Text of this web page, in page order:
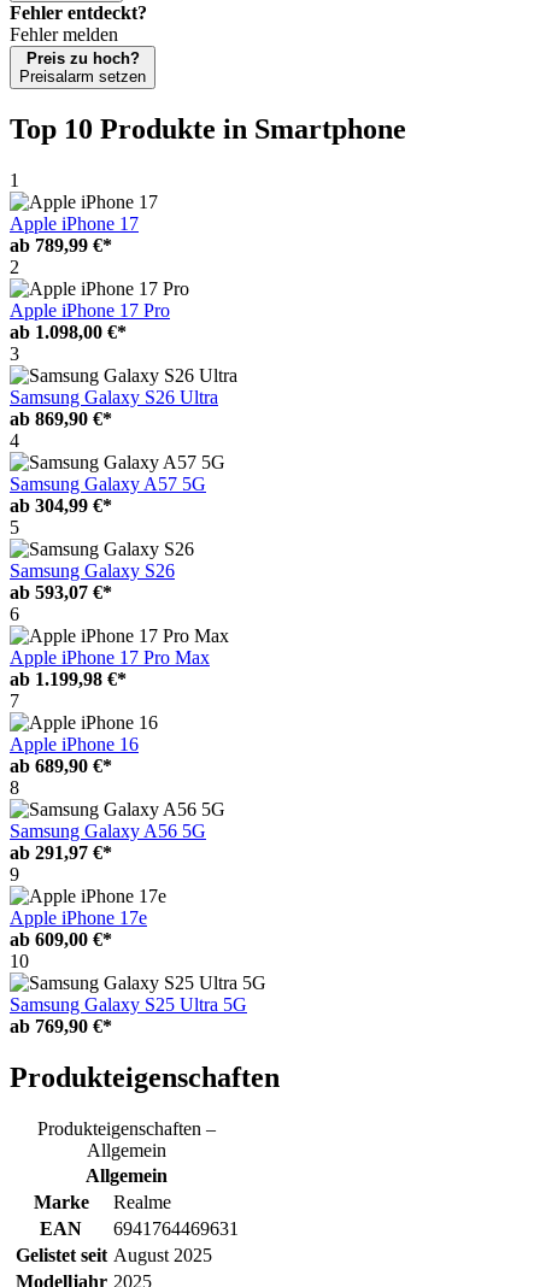
Fehler entdeckt?
Fehler melden
Preis zu hoch?
Preisalarm setzen
Top 10 Produkte in Smartphone
1
Apple iPhone 17
ab 789,99 €*
2
Apple iPhone 17 Pro
ab 1.098,00 €*
3
Samsung Galaxy S26 Ultra
ab 869,90 €*
4
Samsung Galaxy A57 5G
ab 304,99 €*
5
Samsung Galaxy S26
ab 593,07 €*
6
Apple iPhone 17 Pro Max
ab 1.199,98 €*
7
Apple iPhone 16
ab 689,90 €*
8
Samsung Galaxy A56 5G
ab 291,97 €*
9
Apple iPhone 17e
ab 609,00 €*
10
Samsung Galaxy S25 Ultra 5G
ab 769,90 €*
Produkteigenschaften
Produkteigenschaften –
Allgemein
Allgemein
Marke
Realme
EAN
6941764469631
Gelistet seit August 2025
Modelljahr 2025